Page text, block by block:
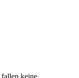
keine